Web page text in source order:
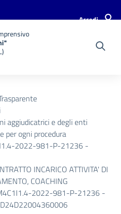
Accedi
aggiudicatrici e degli enti
per ogni procedura
2022-981-P-21236 -
INCARICO ATTIVITA' DI
COACHING
2022-981-P-21236 -
D24D22004360006